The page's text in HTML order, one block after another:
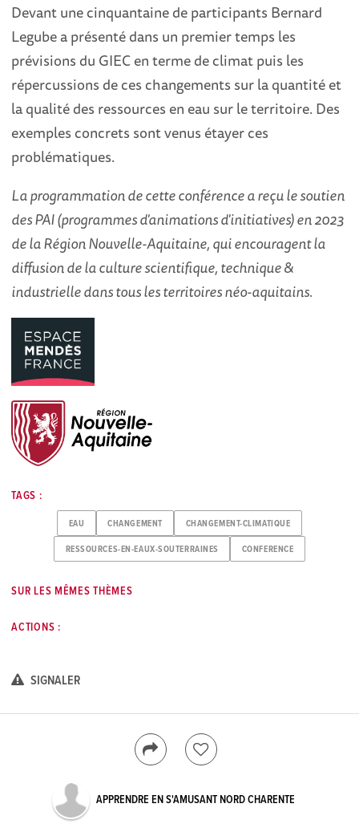
Devant une cinquantaine de participants Bernard
Legube a présenté dans un premier temps les
prévisions du GIEC en terme de climat puis les
répercussions de ces changements sur la quantité et
la qualité des ressources en eau sur le territoire. Des
exemples concrets sont venus étayer ces
problématiques.
La programmation de cette conférencea reçu le so utien
des PAI (programmes d'animations d'initiatives) en 2023
de la Région No uvelle-Aquitaine, qui encouragent la
diffusion de la culture scientifique, technique &
industrielle dans tous les territoires néo-aquitains.
TAGS :
EAU CHANGEMENT CHANGEMENT-CLIMATIQUE
RESSOURCES-EN-EAUX-SOUTERRAINES CONFERENCE
SUR LES MÊMES THÈMES
ACTIONS :
SIGNALER
APPRENDRE EN S'AMUSANT NORD CHARENTE